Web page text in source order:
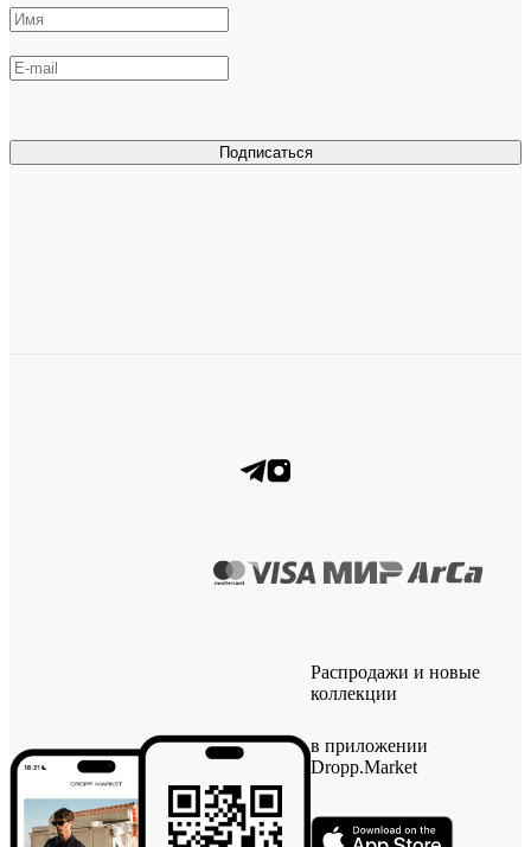
Подписаться
Распродажи и новые
коллекции
в приложении
Dropp.Market